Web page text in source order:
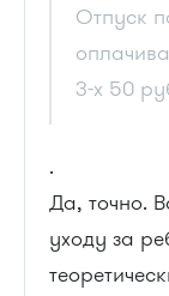
Отпуск
3-х 50
.
Да, точно.
уходу за